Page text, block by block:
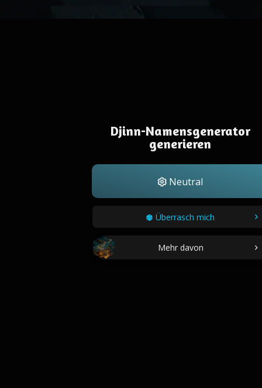
Djinn-Namensgenerator
generieren
Neutral
Überrasch mich
Mehr davon